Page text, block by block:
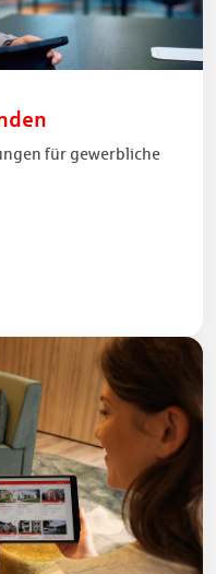
für gewerbliche